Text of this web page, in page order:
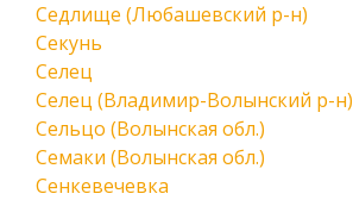
Седлище (Любашевский р-н)
Секунь
Селец
Селец (Владимир-Волынский р-н)
Сельцо (Волынская обл.)
Семаки (Волынская обл.)
Сенкевечевка